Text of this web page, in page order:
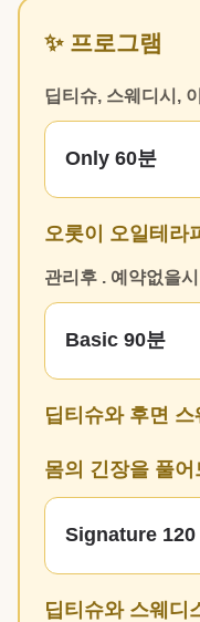
✨ 프로그램
딥티슈, 스웨디시,
Only 60분
오롯이 오일테라
관리후 . 예약없을
Basic 90분
딥티슈와 후면
몸의 긴장을 풀어
Signature 120
딥티슈와 스웨디